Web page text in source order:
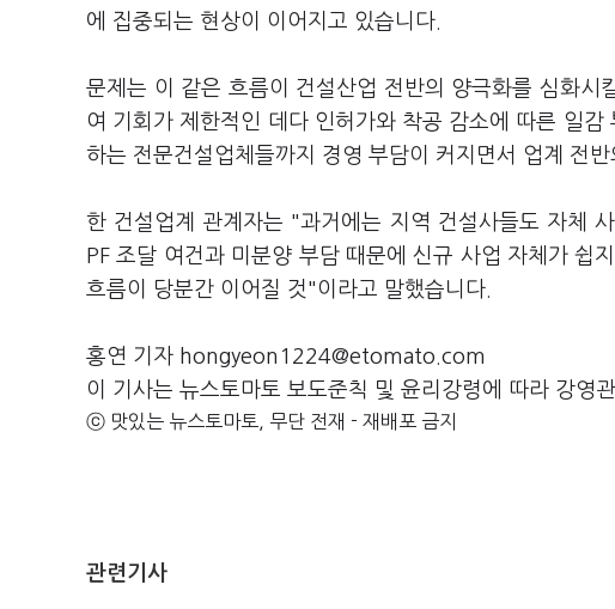
에 집중되는 현상이 이어지고 있습니다.
문제는 이 같은 흐름이 건설산업 전반의 양극화를 심화
여 기회가 제한적인 데다 인허가와 착공 감소에 따른 일
하는 전문건설업체들까지 경영 부담이 커지면서 업계 전
한 건설업계 관계자는 "과거에는 지역 건설사들도 자체
PF 조달 여건과 미분양 부담 때문에 신규 사업 자체가 쉽
흐름이 당분간 이어질 것"이라고 말했습니다.
홍연 기자 hongyeon1224@etomato.com
이 기사는 뉴스토마토 보도준칙 및 윤리강령에 따라 강영
ⓒ 맛있는 뉴스토마토, 무단 전재 - 재배포 금지
관련기사